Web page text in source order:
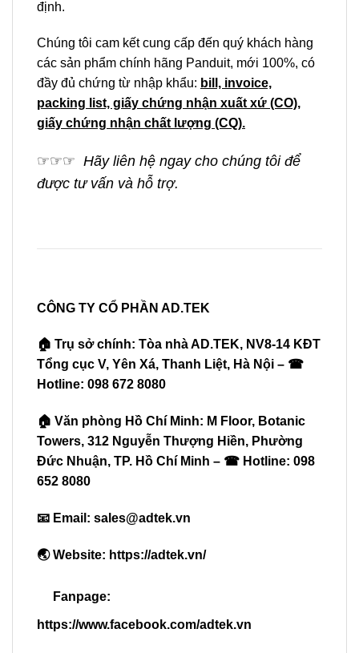
định.
Chúng tôi cam kết cung cấp đến quý khách hàng
các sản phẩm chính hãng Panduit, mới 100%, có
đầy đủ chứng từ nhập khẩu: bill, invoice,
packing list, giấy chứng nhận xuất xứ (CO),
giấy chứng nhận chất lượng (CQ).
☞☞☞ Hãy liên hệ ngay cho chúng tôi để
được tư vấn và hỗ trợ.
CÔNG TY CỔ PHẦN AD.TEK
🏠 Trụ sở chính: Tòa nhà AD.TEK, NV8-14 KĐT
Tổng cục V, Yên Xá, Thanh Liệt, Hà Nội – ☎
Hotline: 098 672 8080
🏠 Văn phòng Hồ Chí Minh: M Floor, Botanic
Towers, 312 Nguyễn Thượng Hiền, Phường
Đức Nhuận, TP. Hồ Chí Minh – ☎ Hotline: 098
652 8080
📧 Email: sales@adtek.vn
🌏 Website: https://adtek.vn/
Fanpage:
https://www.facebook.com/adtek.vn